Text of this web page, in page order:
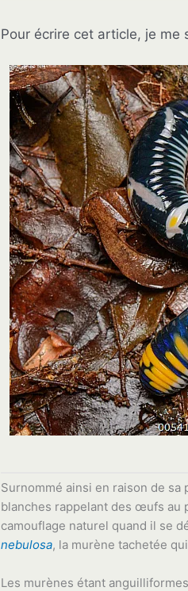
Pour écrire cet article, je me
Surnommé ainsi en raison de
blanches rappelant des œufs au
camouflage naturel quand il se
nebulosa, la murène tachetée
Les murènes étant